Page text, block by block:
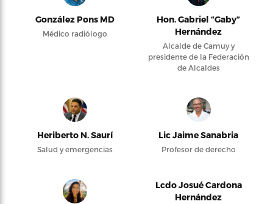
González Pons MD
Médico radiólogo
Hon. Gabriel “Gaby”
Hernández
Alcalde de Camuy y
presidente de la Federación
de Alcaldes
Heriberto N. Saurí
Salud y emergencias
Lic Jaime Sanabria
Profesor de derecho
Lcdo Josué Cardona
Hernández